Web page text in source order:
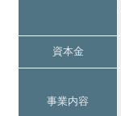
資本金
事業内容